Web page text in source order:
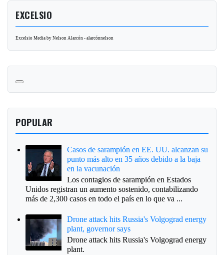
EXCELSIO
Excelsio Media by Nelson Alarcón - alarcónnelson
POPULAR
Casos de sarampión en EE. UU. alcanzan su
punto más alto en 35 años debido a la baja
en la vacunación
Los contagios de sarampión en Estados
Unidos registran un aumento sostenido, contabilizando
más de 2,300 casos en todo el país en lo que va ...
Drone attack hits Russia's Volgograd energy
plant, governor says
Drone attack hits Russia's Volgograd energy
plant.